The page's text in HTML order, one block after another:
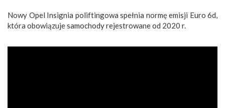
Nowy Opel Insignia poliftingowa spełnia normę emisji Euro 6d,
która obowiązuje samochody rejestrowane od 2020 r.